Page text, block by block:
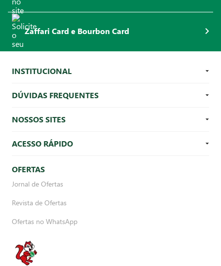
Zaffari Card e Bourbon Card
INSTITUCIONAL
DÚVIDAS FREQUENTES
NOSSOS SITES
ACESSO RÁPIDO
OFERTAS
Jornal de Ofertas
Revista de Ofertas
Ofertas no WhatsApp